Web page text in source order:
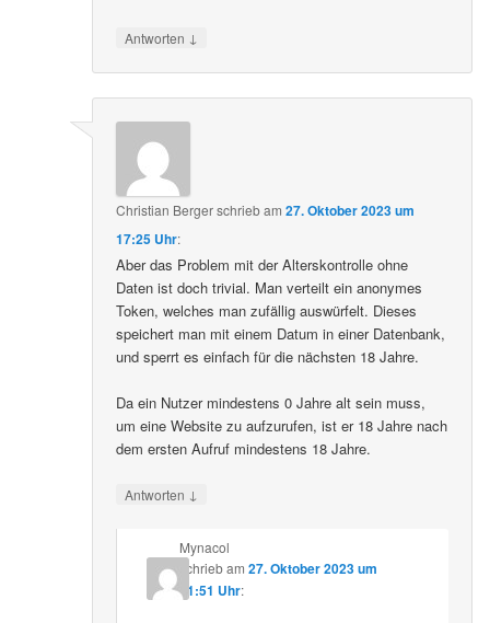
Antworten ↓
Christian Bergerschriebam27. Oktober 2023 um
17:25 Uhr:
Aber das Problem mit der Alterskontrolle ohne
Daten ist doch trivial. Man verteilt ein anonymes
Token, welches man zufällig auswürfelt. Dieses
speichert man mit einem Datum in einer Datenbank,
und sperrt es einfach für die nächsten 18 Jahre.
Da ein Nutzer mindestens 0 Jahre alt sein muss,
um eine Website zu aufzurufen, ist er 18 Jahre nach
dem ersten Aufruf mindestens 18 Jahre.
Antworten ↓
Mynacol
schriebam 27. Oktober 2023 um
21:51 Uhr: